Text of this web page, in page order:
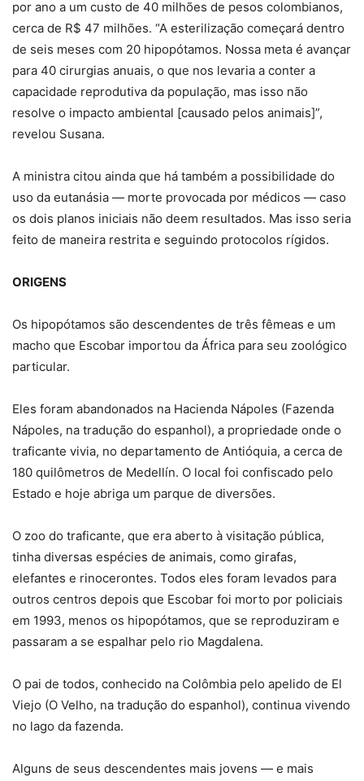
por ano a um custo de 40 milhões de pesos colombianos,
cerca de R$ 47 milhões. “A esterilização começará dentro
de seis meses com 20 hipopótamos. Nossa meta é avançar
para 40 cirurgias anuais, o que nos levaria a conter a
capacidade reprodutiva da população, mas isso não
resolve o impacto ambiental [causado pelos animais]”,
revelou Susana.
A ministra citou ainda que há também a possibilidade do
uso da eutanásia — morte provocada por médicos — caso
os dois planos iniciais não deem resultados. Mas isso seria
feito de maneira restrita e seguindo protocolos rígidos.
ORIGENS
Os hipopótamos são descendentes de três fêmeas e um
macho que Escobar importou da África para seu zoológico
particular.
Eles foram abandonados na Hacienda Nápoles (Fazenda
Nápoles, na tradução do espanhol), a propriedade onde o
traficante vivia, no departamento de Antióquia, a cerca de
180 quilômetros de Medellín. O local foi confiscado pelo
Estado e hoje abriga um parque de diversões.
O zoo do traficante, que era aberto à visitação pública,
tinha diversas espécies de animais, como girafas,
elefantes e rinocerontes. Todos eles foram levados para
outros centros depois que Escobar foi morto por policiais
em 1993, menos os hipopótamos, que se reproduziram e
passaram a se espalhar pelo rio Magdalena.
O pai de todos, conhecido na Colômbia pelo apelido de El
Viejo (O Velho, na tradução do espanhol), continua vivendo
no lago da fazenda.
Alguns de seus descendentes mais jovens — e mais